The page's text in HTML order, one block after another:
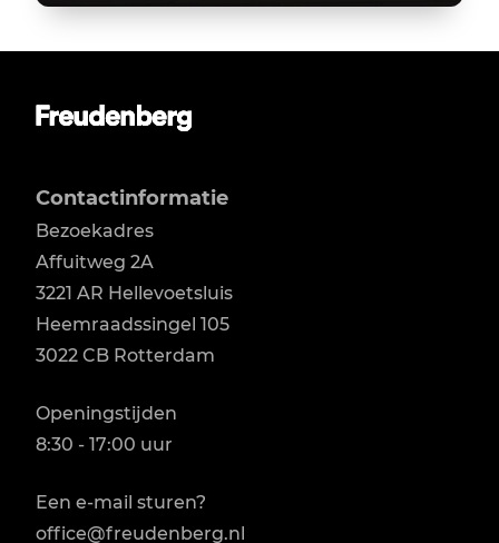
Contactinformatie
Bezoekadres
Affuitweg 2A
3221 AR Hellevoetsluis
Heemraadssingel 105
3022 CB Rotterdam
Openingstijden
8:30 - 17:00 uur
Een e-mail sturen?
office@freudenberg.nl